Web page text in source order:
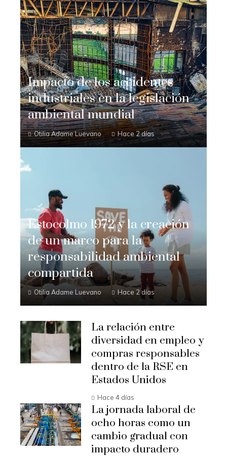
Impacto de los accidentes
industriales en la legislación
ambiental mundial
Otilia Adame Luevano Hace 2 días
Estocolmo 1972 y la creación
de un marco para la
responsabilidad ambiental
compartida
Otilia Adame Luevano Hace 2 días
La relación entre
diversidad en empleo y
compras responsables
dentro de la RSE en
Estados Unidos
Hace 4 días
La jornada laboral de
ocho horas como un
cambio gradual con
impacto duradero